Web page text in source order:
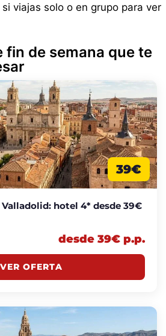
viajas solo o en grupo para ver
fin de semana que te
39€
Valladolid: hotel 4* desde 39€
desde 39€ p.p.
VER OFERTA